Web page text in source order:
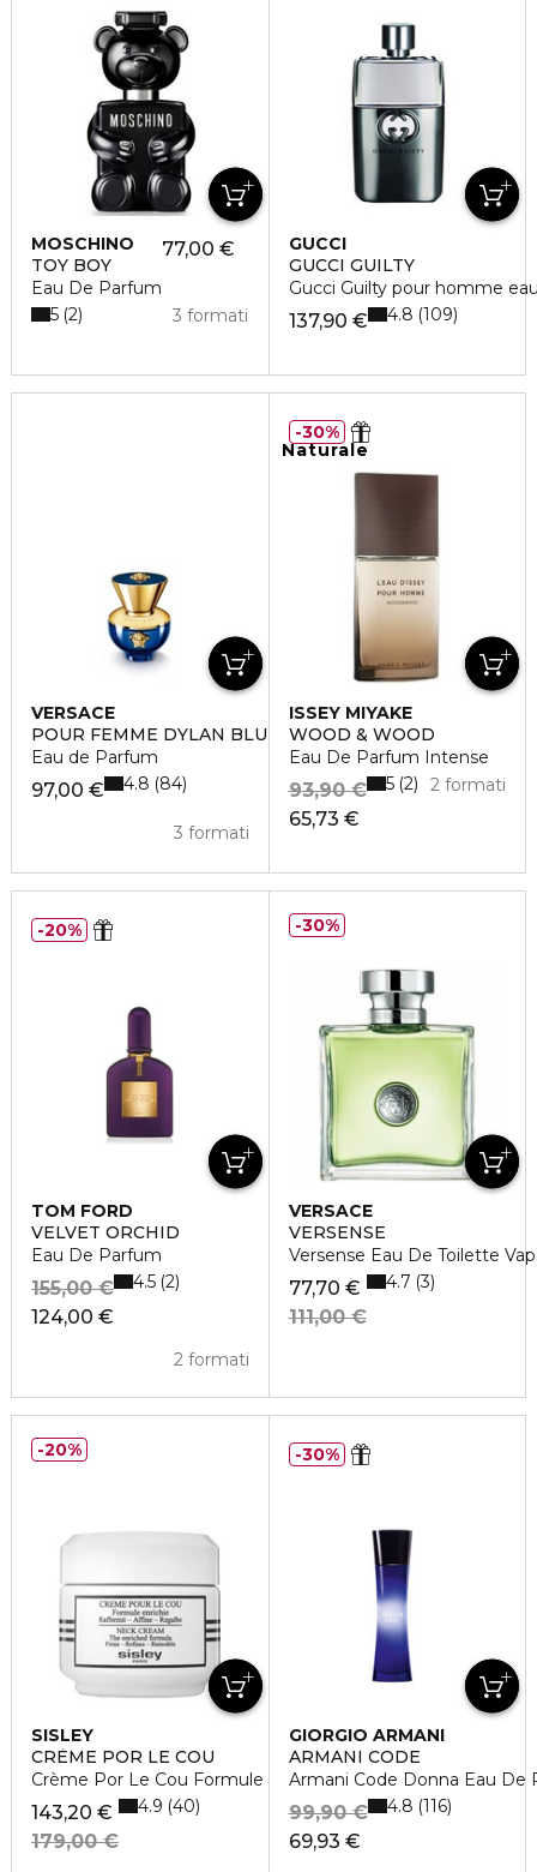
MOSCHINO
TOY BOY
Eau De Parfum
77,00 €
3 formati
5 2
GUCCI
GUCCI GUILTY
Gucci Guilty pour homme
137,90 € 4.8 109
VERSACE
POUR FEMME DYLAN BLUE
Eau de Parfum
97,00 €
3 formati
4.8 84
Naturale
ISSEY MIYAKE
WOOD & WOOD
Eau De Parfum Intense
65,73 €
93,90 € 2 formati
5 2
30%
TOM FORD
VELVET ORCHID
Eau De Parfum
124,00 €
155,00 €
2 formati
4.5 2
20%
VERSACE
VERSENSE
Versense Eau De Toilette
77,70 €
111,00 €
4.7 3
30%
SISLEY
CRÈME POR LE COU
Crème Por Le Cou Formule Enrichie
143,20 €
179,00 €
4.9 40
20%
GIORGIO ARMANI
ARMANI CODE
Armani Code Donna Eau De
69,93 €
99,90 € 4.8 116
30%